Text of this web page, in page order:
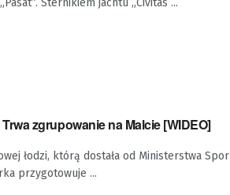
Sternikiem jachtu „Civitas ...
zgrupowanie na Malcie [WIDEO]
łodzi, którą dostała od Ministerstwa
przygotowuje ...